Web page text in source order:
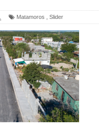
Matamoros Slider